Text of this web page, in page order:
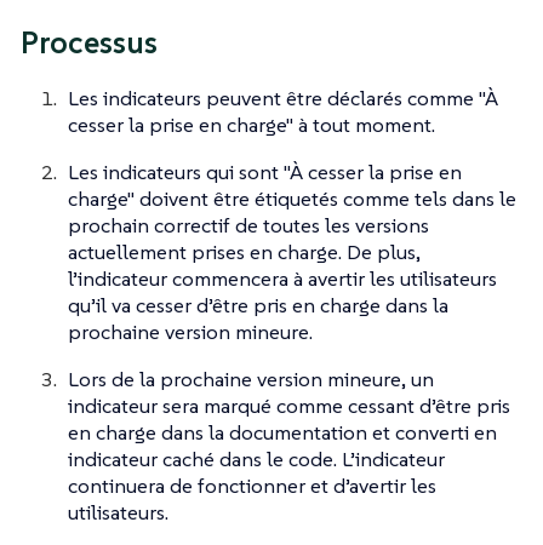
Processus
Les indicateurs peuvent être déclarés comme "À
cesser la prise en charge" à tout moment.
Les indicateurs qui sont "À cesser la prise en
charge" doivent être étiquetés comme tels dans le
prochain correctif de toutes les versions
actuellement prises en charge. De plus,
l’indicateur commencera à avertir les utilisateurs
qu’il va cesser d’être pris en charge dans la
prochaine version mineure.
Lors de la prochaine version mineure, un
indicateur sera marqué comme cessant d’être pris
en charge dans la documentation et converti en
indicateur caché dans le code. L’indicateur
continuera de fonctionner et d’avertir les
utilisateurs.